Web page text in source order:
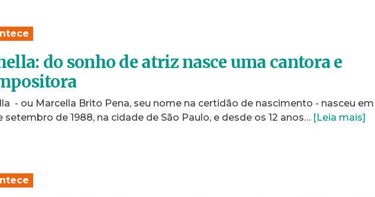
do sonho de atriz nasce uma cantora e
- ou Marcella Brito Pena, seu nome na certidão de nascimento - nasceu em
setembro de 1988, na cidade de São Paulo, e desde os 12 anos… [Leia mais]